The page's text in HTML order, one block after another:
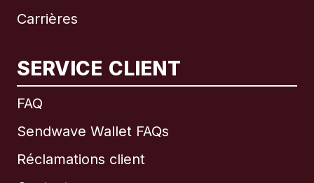
Carrières
SERVICE CLIENT
FAQ
Sendwave Wallet FAQs
Réclamations client
International English
Brésil